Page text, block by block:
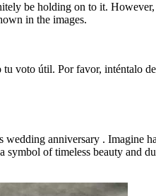
be holding on to it.
in the images.
voto útil. Por favor, inténtalo
anniversary .
symbol of timeless beauty and